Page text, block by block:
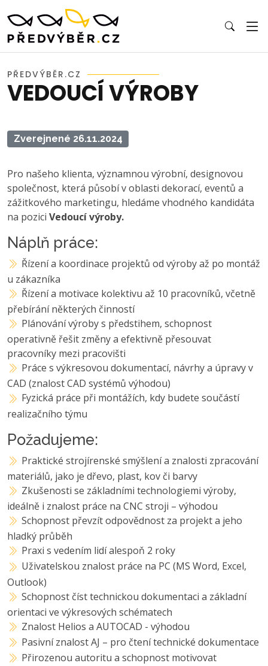
PŘEDVÝBĚR.CZ
VEDOUCÍ VÝROBY
Zverejnené 26.11.2024
Pro našeho klienta, významnou výrobní, designovou
společnost, která působí v oblasti dekorací, eventů a
zážitkového marketingu, hledáme vhodného kandidáta
na pozici Vedoucí výroby.
Náplň práce:
Řízení a koordinace projektů od výroby až po montáž
u zákazníka
Řízení a motivace kolektivu až 10 pracovníků, včetně
přebírání některých činností
Plánování výroby s předstihem, schopnost
operativně řešit změny a efektivně přesouvat
pracovníky mezi pracovišti
Práce s výkresovou dokumentací, návrhy a úpravy v
CAD (znalost CAD systémů výhodou)
Fyzická práce při montážích, kdy budete součástí
realizačního týmu
Požadujeme:
Praktické strojírenské smýšlení a znalosti zpracování
materiálů, jako je dřevo, plast, kov či barvy
Zkušenosti se základními technologiemi výroby,
ideálně i znalost práce na CNC stroji – výhodou
Schopnost převzít odpovědnost za projekt a jeho
hladký průběh
Praxi s vedením lidí alespoň 2 roky
Uživatelskou znalost práce na PC (MS Word, Excel,
Outlook)
Schopnost číst technickou dokumentaci a základní
orientaci ve výkresových schématech
Znalost Helios a AUTOCAD - výhodou
Pasivní znalost AJ – pro čtení technické dokumentace
Přirozenou autoritu a schopnost motivovat